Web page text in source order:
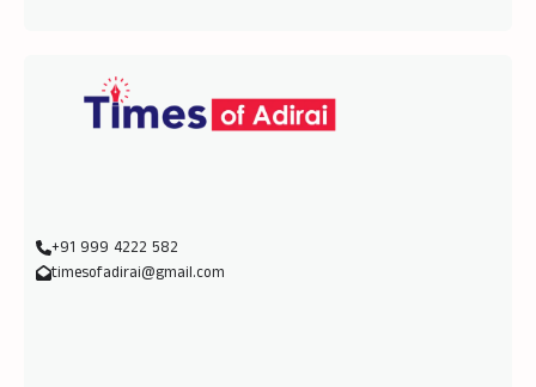
+91 999 4222 582
timesofadirai@gmail.com